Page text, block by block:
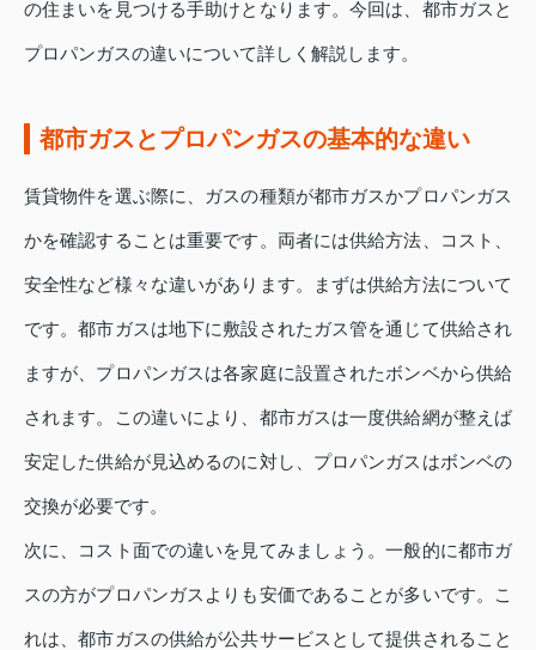
の住まいを見つける手助けとなります。今回は、都市ガスと
プロパンガスの違いについて詳しく解説します。
都市ガスとプロパンガスの基本的な違い
賃貸物件を選ぶ際に、ガスの種類が都市ガスかプロパンガス
かを確認することは重要です。両者には供給方法、コスト、
安全性など様々な違いがあります。まずは供給方法について
です。都市ガスは地下に敷設されたガス管を通じて供給され
ますが、プロパンガスは各家庭に設置されたボンベから供給
されます。この違いにより、都市ガスは一度供給網が整えば
安定した供給が見込めるのに対し、プロパンガスはボンベの
交換が必要です。
次に、コスト面での違いを見てみましょう。一般的に都市ガ
スの方がプロパンガスよりも安価であることが多いです。こ
れは、都市ガスの供給が公共サービスとして提供されること